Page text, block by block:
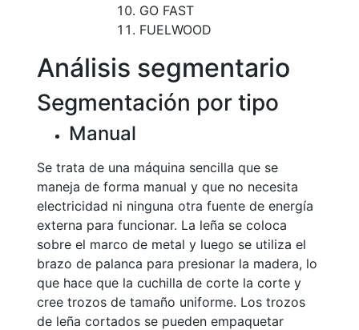
GO FAST
FUELWOOD
Análisis segmentario
Segmentación por tipo
Manual
Se trata de una máquina sencilla que se
maneja de forma manual y que no necesita
electricidad ni ninguna otra fuente de energía
externa para funcionar. La leña se coloca
sobre el marco de metal y luego se utiliza el
brazo de palanca para presionar la madera, lo
que hace que la cuchilla de corte la corte y
cree trozos de tamaño uniforme. Los trozos
de leña cortados se pueden empaquetar